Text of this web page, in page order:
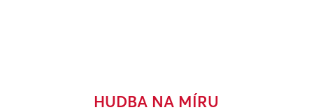
HUDBA NA MÍRU